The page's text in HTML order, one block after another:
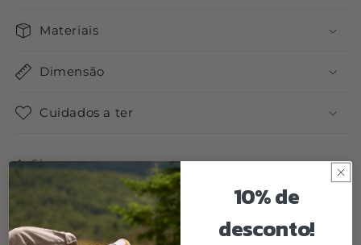
Materiais
Dimensão
Cuidados a ter
Share
10% de
desconto!